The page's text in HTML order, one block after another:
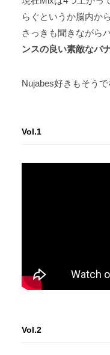
らぐというか脳内か
さっきも聞きながら
ンスの良い素敵なバ
Nujabes好きもそう
Vol.1
Vol.2